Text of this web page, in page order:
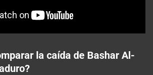
la caída de Bashar Al-